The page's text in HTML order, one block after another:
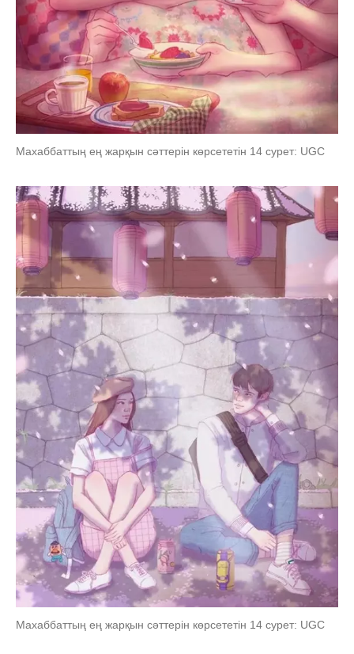
Махаббаттың ең жарқын сәттерін көрсететін 14 сурет: UGC
Махаббаттың ең жарқын сәттерін көрсететін 14 сурет: UGC